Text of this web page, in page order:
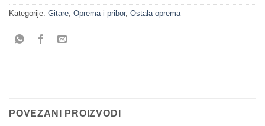
Kategorije: Gitare, Oprema i pribor, Ostala oprema
POVEZANI PROIZVODI